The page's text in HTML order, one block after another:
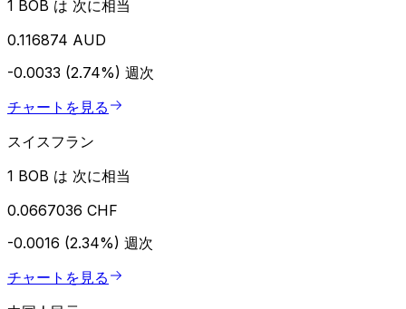
1 BOB は 次に相当
0.116874 AUD
-0.0033 (2.74%) 週次
チャートを見る
スイスフラン
1 BOB は 次に相当
0.0667036 CHF
-0.0016 (2.34%) 週次
チャートを見る